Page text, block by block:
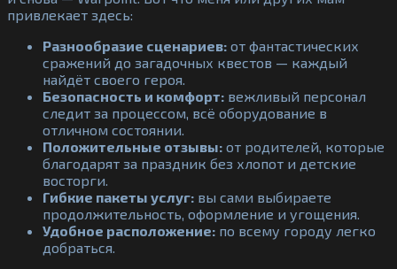
привлекает здесь:
Разнообразие сценариев: от фантастических
сражений до загадочных квестов — каждый
найдёт своего героя.
Безопасность и комфорт: вежливый персонал
следит за процессом, всё оборудование в
отличном состоянии.
Положительные отзывы: от родителей, которые
благодарят за праздник без хлопот и детские
восторги.
Гибкие пакеты услуг: вы сами выбираете
продолжительность, оформление и угощения.
Удобное расположение: по всему городу легко
добраться.